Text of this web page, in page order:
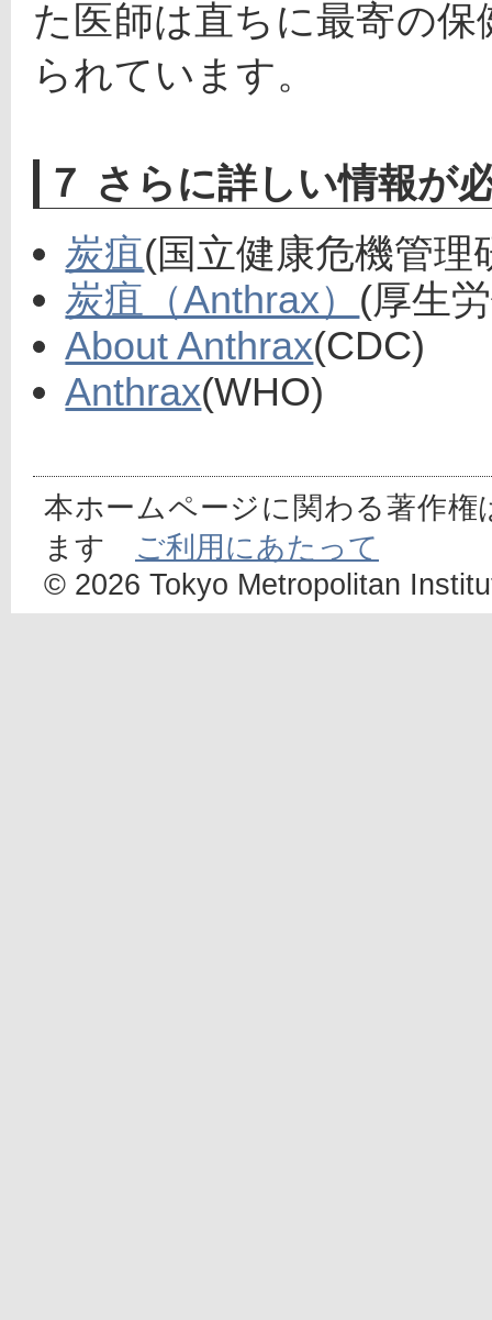
た医師は直ちに最寄の
られています。
７ さらに詳しい情報が
炭疽(国立健康危機管理
炭疽（Anthrax） (厚生
About Anthrax(CDC)
Anthrax(WHO)
本ホームページに関わる著作
ます ご利用にあたって
© 2026 Tokyo Metropolitan